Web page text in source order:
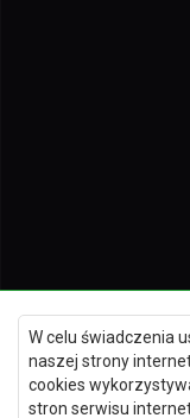
W celu świadczenia
naszej strony
cookies
stron serwisu